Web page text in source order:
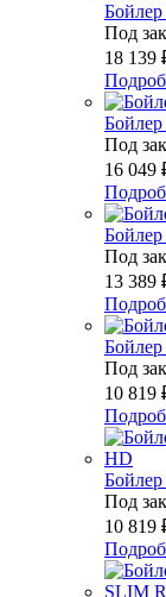
Под
18 139
Под
16 049
Бойлер
Под
13 389
Под
10 819
Под
10 819